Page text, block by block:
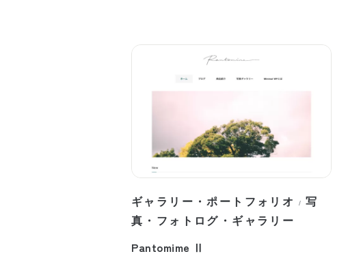
ギャラリー・ポートフォリオ /写
真・フォトログ・ギャラリー
Pantomime Ⅱ